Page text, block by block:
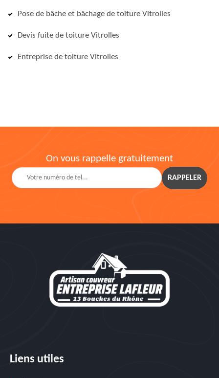
Pose de bâche et bâchage de toiture Vitrolles
Devis fuite de toiture Vitrolles
Entreprise de toiture Vitrolles
On vous rappelle gratuitement
Liens utiles